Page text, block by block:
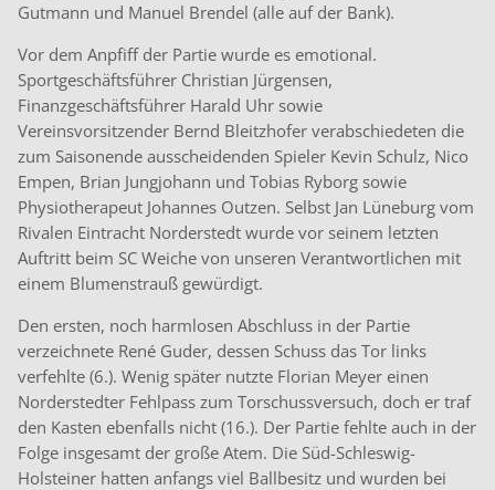
Gutmann und Manuel Brendel (alle auf der Bank).
Vor dem Anpfiff der Partie wurde es emotional.
Sportgeschäftsführer Christian Jürgensen,
Finanzgeschäftsführer Harald Uhr sowie
Vereinsvorsitzender Bernd Bleitzhofer verabschiedeten die
zum Saisonende ausscheidenden Spieler Kevin Schulz, Nico
Empen, Brian Jungjohann und Tobias Ryborg sowie
Physiotherapeut Johannes Outzen. Selbst Jan Lüneburg vom
Rivalen Eintracht Norderstedt wurde vor seinem letzten
Auftritt beim SC Weiche von unseren Verantwortlichen mit
einem Blumenstrauß gewürdigt.
Den ersten, noch harmlosen Abschluss in der Partie
verzeichnete René Guder, dessen Schuss das Tor links
verfehlte (6.). Wenig später nutzte Florian Meyer einen
Norderstedter Fehlpass zum Torschussversuch, doch er traf
den Kasten ebenfalls nicht (16.). Der Partie fehlte auch in der
Folge insgesamt der große Atem. Die Süd-Schleswig-
Holsteiner hatten anfangs viel Ballbesitz und wurden bei